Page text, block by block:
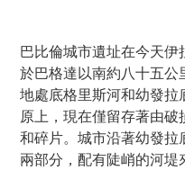
巴比倫城市遺址在今天
於巴格達以南約八十五
地處底格里斯河和幼發
原上，現在僅留存著由
和碎片。城市沿著幼發
兩部分，配有陡峭的河堤